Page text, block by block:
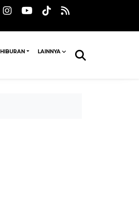
HIBURAN LAINNYA